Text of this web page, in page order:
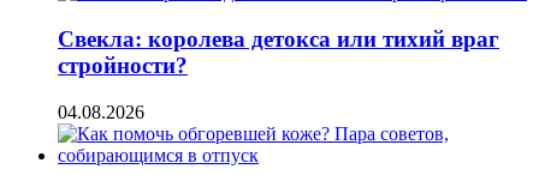
Свекла: королева детокса или тихий враг
стройности?
04.08.2026